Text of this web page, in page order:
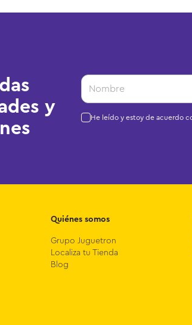
y
He leído y estoy de acuerdo
Quiénes somos
Grupo Juguetron
Localiza tu Tienda
Blog